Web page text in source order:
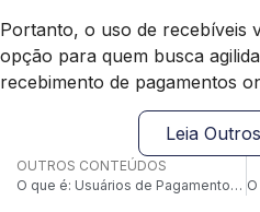
Portanto, o uso de recebíveis
opção para quem busca
recebimento de pagamentos
Leia
OUTROS CONTEÚDOS
O que é: Usuários de Pagamentos Recorrentes